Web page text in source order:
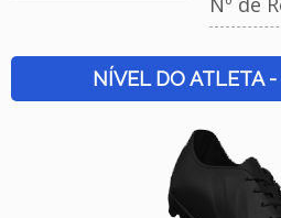
NÍVEL DO ATLETA